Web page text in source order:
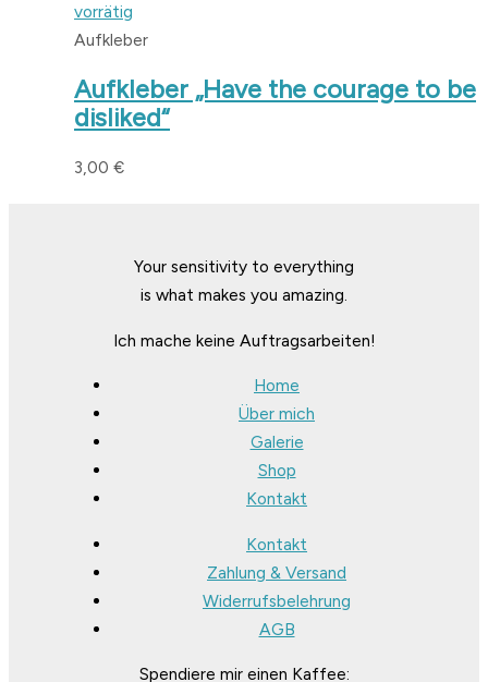
vorrätig
Aufkleber
Aufkleber „Have the courage to be
disliked“
3,00 €
Your sensitivity to everything
is what makes you amazing.
Ich mache keine Auftragsarbeiten!
Home
Über mich
Galerie
Shop
Kontakt
Kontakt
Zahlung & Versand
Widerrufsbelehrung
AGB
Spendiere mir einen Kaffee: